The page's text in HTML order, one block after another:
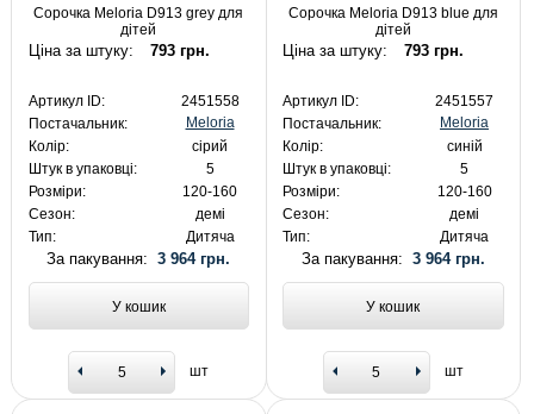
Сорочка Meloria D913 grey для
дітей
Ціна за штуку: 793 грн.
Артикул ID:
2451558
Постачальник:
Meloria
Колір:
сірий
Штук в упаковці:
5
Розміри:
120-160
Сезон:
демі
Тип:
Дитяча
За пакування:3 964 грн.
У кошик
шт
Сорочка Meloria D913 blue для
дітей
Ціна за штуку: 793 грн.
Артикул ID:
2451557
Постачальник:
Meloria
Колір:
синій
Штук в упаковці:
5
Розміри:
120-160
Сезон:
демі
Тип:
Дитяча
За пакування: 3 964 грн.
У кошик
шт